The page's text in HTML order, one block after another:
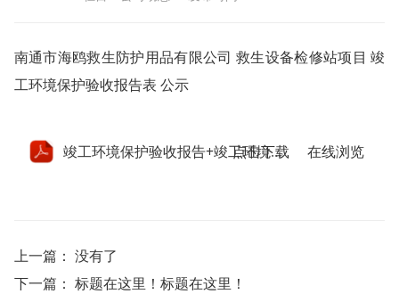
南通市海鸥救生防护用品有限公司 救生设备检修站项目 竣
工环境保护验收报告表 公示
竣工环境保护验收报告+竣工环境保护验收意见.pdf
点击下载 在线浏览
上一篇： 没有了
下一篇： 标题在这里！标题在这里！